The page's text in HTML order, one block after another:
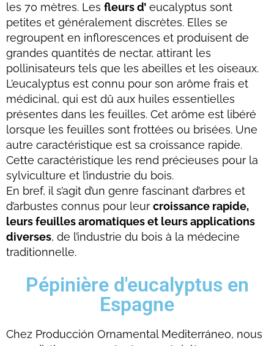
les 70 mètres. Les fleurs d’ eucalyptus sont
petites et généralement discrètes. Elles se
regroupent en inflorescences et produisent de
grandes quantités de nectar, attirant les
pollinisateurs tels que les abeilles et les oiseaux.
L’eucalyptus est connu pour son arôme frais et
médicinal, qui est dû aux huiles essentielles
présentes dans les feuilles. Cet arôme est libéré
lorsque les feuilles sont frottées ou brisées. Une
autre caractéristique est sa croissance rapide.
Cette caractéristique les rend précieuses pour la
sylviculture et l’industrie du bois.
En bref, il s’agit d’un genre fascinant d’arbres et
d’arbustes connus pour leur croissance rapide,
leurs feuilles aromatiques et leurs applications
diverses, de l’industrie du bois à la médecine
traditionnelle.
Pépinière d'eucalyptus en
Espagne
Chez Producción Ornamental Mediterráneo, nous